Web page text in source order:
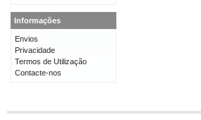
Informações
Envios
Privacidade
Termos de Utilização
Contacte-nos